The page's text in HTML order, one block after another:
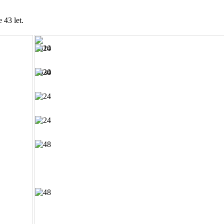
43 let.
1910
1920
1930